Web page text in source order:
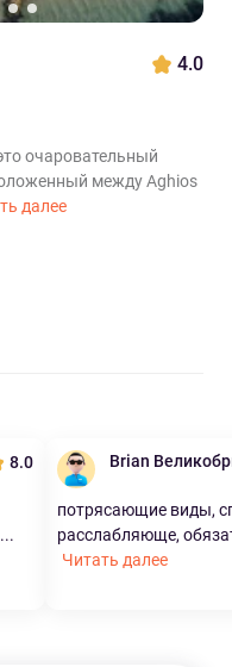
4.0
очаровательный
между Aghios
далее
8.0 Brian
потрясающие виды,
расслабляюще,
Читать далее